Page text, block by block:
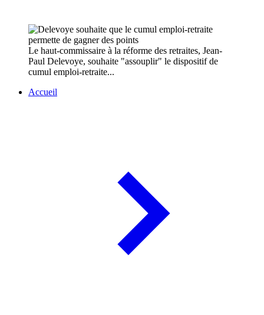
Le haut-commissaire à la réforme des retraites, Jean-
Paul Delevoye, souhaite "assouplir" le dispositif de
cumul emploi-retraite...
Accueil